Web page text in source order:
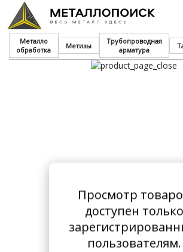
Металло
обработка
Метизы
Трубопроводная
арматура
Просмотр
доступен только
пользователям.